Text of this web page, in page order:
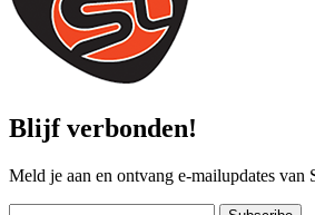
Blijf verbonden!
Meld je aan en ontvang e-mailupdates van